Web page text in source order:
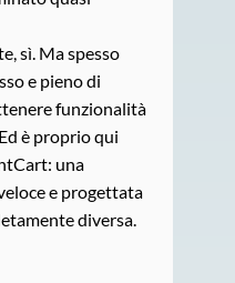
sì. Ma spesso
e pieno di
funzionalità
è proprio qui
una
e progettata
diversa.